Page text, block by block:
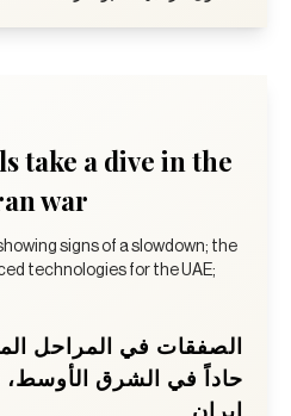
take a dive in the
war
signs of a slowdown; the
technologies for the UAE;
الصفقات في المراحل
حاداً في الشرق
إيران